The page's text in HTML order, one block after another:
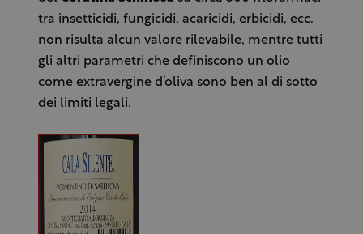
tra insetticidi, fungicidi, acaricidi, erbicidi, ecc.
non risulta alcun valore rilevabile, mentre tutti
gli altri parametri che definiscono un olio
come extravergine d’oliva sono ben al di sotto
dei limiti legali.